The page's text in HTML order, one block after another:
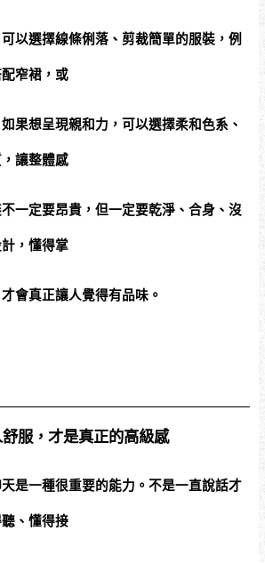
以選擇線條俐落、剪裁簡單的服裝，例
窄裙，或
果想呈現親和力，可以選擇柔和色系、
讓整體感
一定要昂貴，但一定要乾淨、合身、沒
，懂得掌
會真正讓人覺得有品味。
服，才是真正的高級感
是一種很重要的能力。不是一直說話才
、懂得接